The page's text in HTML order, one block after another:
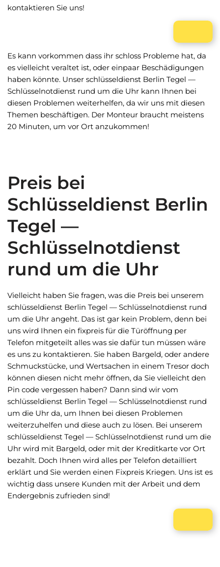
kontaktieren Sie uns!
Es kann vorkommen dass ihr schloss Probleme hat, da
es vielleicht veraltet ist, oder einpaar Beschädigungen
haben könnte. Unser schlüsseldienst Berlin Tegel —
Schlüsselnotdienst rund um die Uhr kann Ihnen bei
diesen Problemen weiterhelfen, da wir uns mit diesen
Themen beschäftigen. Der Monteur braucht meistens
20 Minuten, um vor Ort anzukommen!
Preis bei
Schlüsseldienst Berlin
Tegel —
Schlüsselnotdienst
rund um die Uhr
Vielleicht haben Sie fragen, was die Preis bei unserem
schlüsseldienst Berlin Tegel — Schlüsselnotdienst rund
um die Uhr angeht. Das ist gar kein Problem, denn bei
uns wird Ihnen ein fixpreis für die Türöffnung per
Telefon mitgeteilt alles was sie dafür tun müssen wäre
es uns zu kontaktieren. Sie haben Bargeld, oder andere
Schmuckstücke, und Wertsachen in einem Tresor doch
können diesen nicht mehr öffnen, da Sie vielleicht den
Pin code vergessen haben? Dann sind wir vom
schlüsseldienst Berlin Tegel — Schlüsselnotdienst rund
um die Uhr da, um Ihnen bei diesen Problemen
weiterzuhelfen und diese auch zu lösen. Bei unserem
schlüsseldienst Tegel — Schlüsselnotdienst rund um die
Uhr wird mit Bargeld, oder mit der Kreditkarte vor Ort
bezahlt. Doch Ihnen wird alles per Telefon detailliert
erklärt und Sie werden einen Fixpreis Kriegen. Uns ist es
wichtig dass unsere Kunden mit der Arbeit und dem
Endergebnis zufrieden sind!